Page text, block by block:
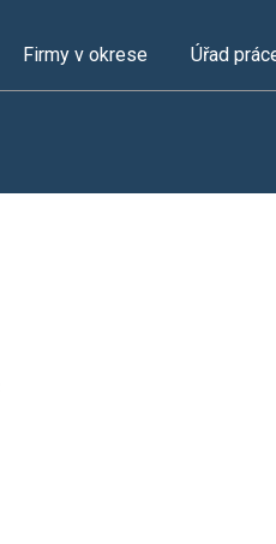
Firmy v okrese Úřad